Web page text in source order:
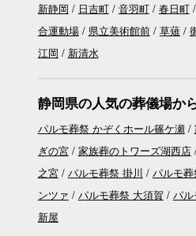
新静岡 日吉町 音羽町 春日町
合運動場
県立美術館前 草薙
江岡
新清水
静岡県の人気の葬儀場か
パルモ葬祭 かぞくホール篠ケ瀬
ぎの宮
家族葬のトワーズ湖西店
之宮
パルモ葬祭 掛川 パルモ
ンツァ
パルモ葬祭 大須賀 パ
新屋